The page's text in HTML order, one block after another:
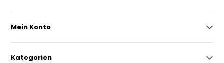
Mein Konto
Kategorien